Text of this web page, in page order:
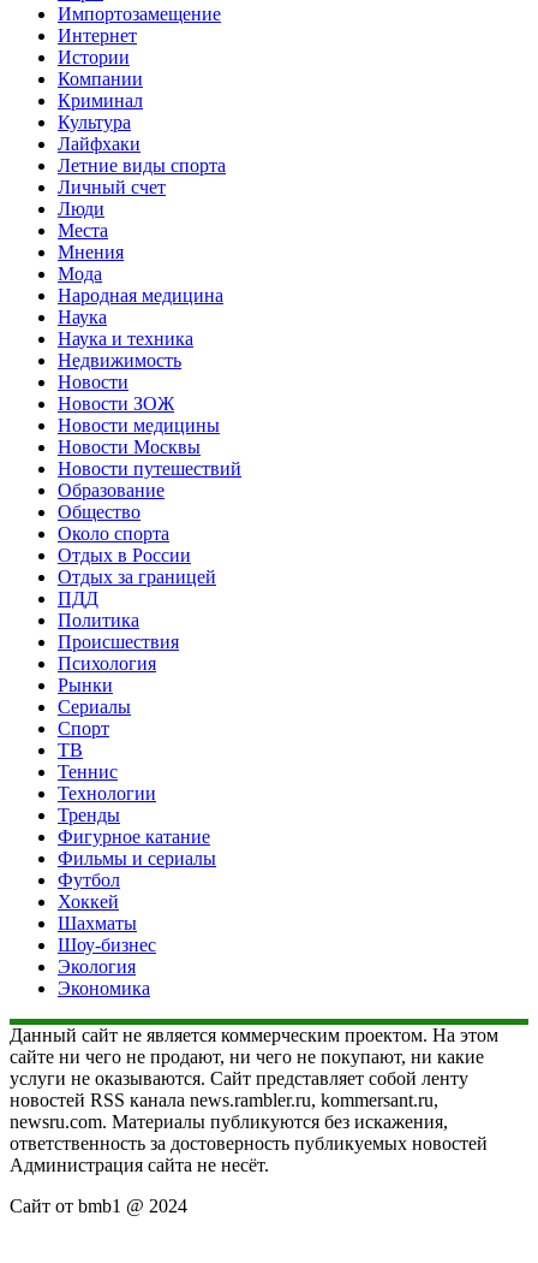
Импортозамещение
Интернет
Истории
Компании
Криминал
Культура
Лайфхаки
Летние виды спорта
Личный счет
Люди
Места
Мнения
Мода
Народная медицина
Наука
Наука и техника
Недвижимость
Новости
Новости ЗОЖ
Новости медицины
Новости Москвы
Новости путешествий
Образование
Общество
Около спорта
Отдых в России
Отдых за границей
ПДД
Политика
Происшествия
Психология
Рынки
Сериалы
Спорт
ТВ
Теннис
Технологии
Тренды
Фигурное катание
Фильмы и сериалы
Футбол
Хоккей
Шахматы
Шоу-бизнес
Экология
Экономика
Данный сайт не является коммерческим проектом. На этом
сайте ни чего не продают, ни чего не покупают, ни какие
услуги не оказываются. Сайт представляет собой ленту
новостей RSS канала news.rambler.ru, kommersant.ru,
newsru.com. Материалы публикуются без искажения,
ответственность за достоверность публикуемых новостей
Администрация сайта не несёт.
Сайт от bmb1 @ 2024